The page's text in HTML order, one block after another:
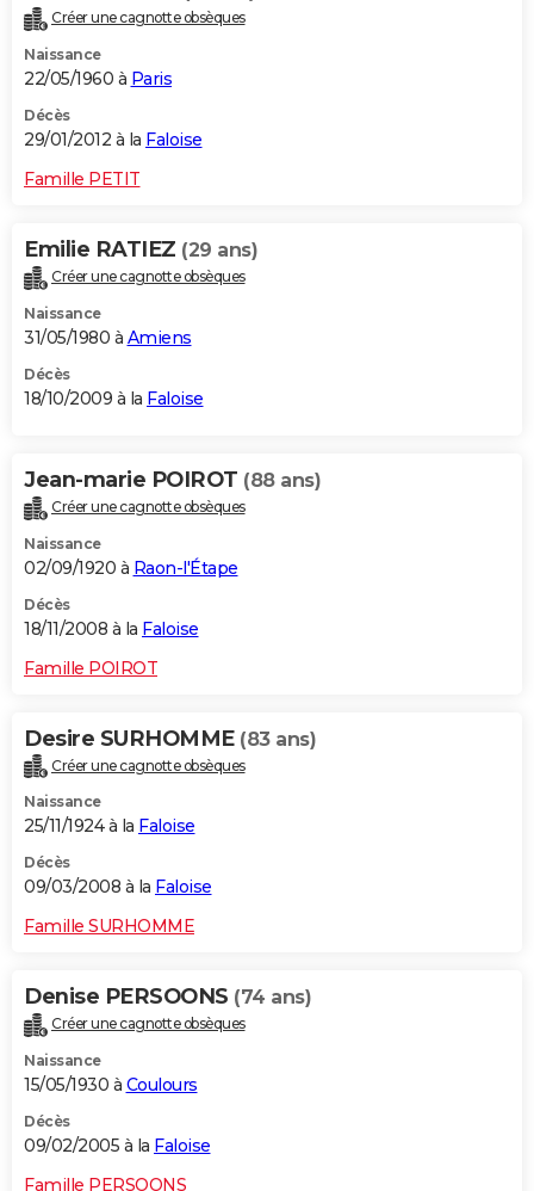
Créer une cagnotte obsèques
Naissance
22/05/1960 à Paris
Décès
29/01/2012 à la Faloise
Famille PETIT
Emilie RATIEZ (29 ans)
Créer une cagnotte obsèques
Naissance
31/05/1980 à Amiens
Décès
18/10/2009 à la Faloise
Jean-marie POIROT (88 ans)
Créer une cagnotte obsèques
Naissance
02/09/1920 à Raon-l'Étape
Décès
18/11/2008 à la Faloise
Famille POIROT
Desire SURHOMME (83 ans)
Créer une cagnotte obsèques
Naissance
25/11/1924 à la Faloise
Décès
09/03/2008 à la Faloise
Famille SURHOMME
Denise PERSOONS (74 ans)
Créer une cagnotte obsèques
Naissance
15/05/1930 à Coulours
Décès
09/02/2005 à la Faloise
Famille PERSOONS